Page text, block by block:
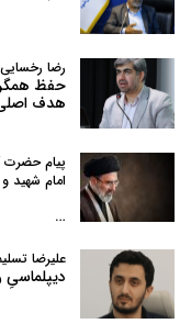
رضا
حفظ
هدف اصلی
پیام حضرت
امام شهید
…
علیرضا
دیپلماسیِ